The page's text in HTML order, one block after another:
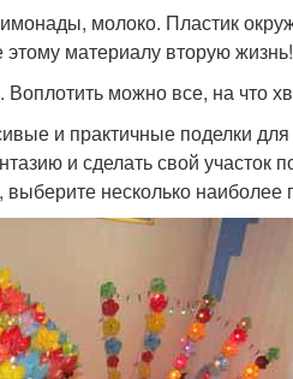
молоко. Пластик
материалу вторую жизнь!
можно все, на что
и практичные поделки
и сделать свой участок
несколько наиболее